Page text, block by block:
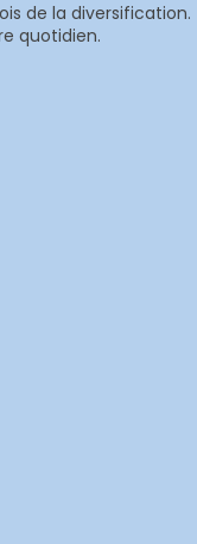
de la diversification.
quotidien.